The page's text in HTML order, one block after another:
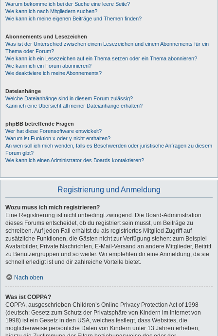
Warum bekomme ich bei der Suche eine leere Seite?
Wie kann ich nach Mitgliedern suchen?
Wie kann ich meine eigenen Beiträge und Themen finden?
Abonnements und Lesezeichen
Was ist der Unterschied zwischen einem Lesezeichen und einem Abonnements für ein
Thema oder Forum?
Wie kann ich ein Lesezeichen auf ein Thema setzen oder ein Thema abonnieren?
Wie kann ich ein Forum abonnieren?
Wie deaktiviere ich meine Abonnements?
Dateianhänge
Welche Dateianhänge sind in diesem Forum zulässig?
Kann ich eine Übersicht all meiner Dateianhänge erhalten?
phpBB betreffende Fragen
Wer hat diese Forensoftware entwickelt?
Warum ist Funktion x oder y nicht enthalten?
An wen soll ich mich wenden, falls es Beschwerden oder juristische Anfragen zu diesem
Forum gibt?
Wie kann ich einen Administrator des Boards kontaktieren?
Registrierung und Anmeldung
Wozu muss ich mich registrieren?
Eine Registrierung ist nicht unbedingt zwingend. Die Board-Administration
dieses Forums entscheidet, ob du registriert sein musst, um Beiträge zu
schreiben. Auf jeden Fall erhältst du als registriertes Mitglied Zugriff auf
zusätzliche Funktionen, die Gästen nicht zur Verfügung stehen: zum Beispiel
Avatarbilder, Private Nachrichten, E-Mail-Versand an andere Mitglieder, Beitritt
zu Benutzergruppen und so weiter. Wir empfehlen dir eine Anmeldung, da sie
schnell erledigt ist und dir zahlreiche Vorteile bietet.
Nach oben
Was ist COPPA?
COPPA, ausgeschrieben Children’s Online Privacy Protection Act of 1998
(deutsch: Gesetz zum Schutz der Privatsphäre von Kindern im Internet von
1998) ist ein Gesetz in den USA, welches festlegt, dass Websites, die
möglicherweise persönliche Daten von Kindern unter 13 Jahren erheben,